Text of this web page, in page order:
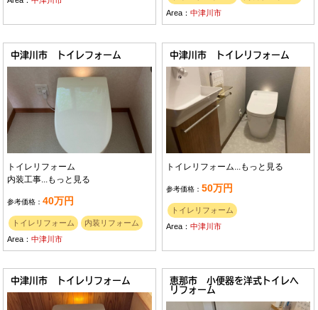
Area：中津川市
中津川市 トイレフォーム
トイレリフォーム
内装工事...
もっと見る
参考価格：40万円
トイレリフォーム
内装リフォーム
Area：中津川市
中津川市 トイレリフォーム
トイレリフォーム... もっと見る
参考価格：50万円
トイレリフォーム
Area：中津川市
中津川市 トイレリフォーム
恵那市 小便器を洋式トイレへ
リフォーム